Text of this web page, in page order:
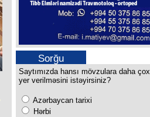
Sorğu
Saytımızda hansı mövzulara daha çox
yer verilməsini istəyirsiniz?
Azərbaycan tarixi
Hərbi